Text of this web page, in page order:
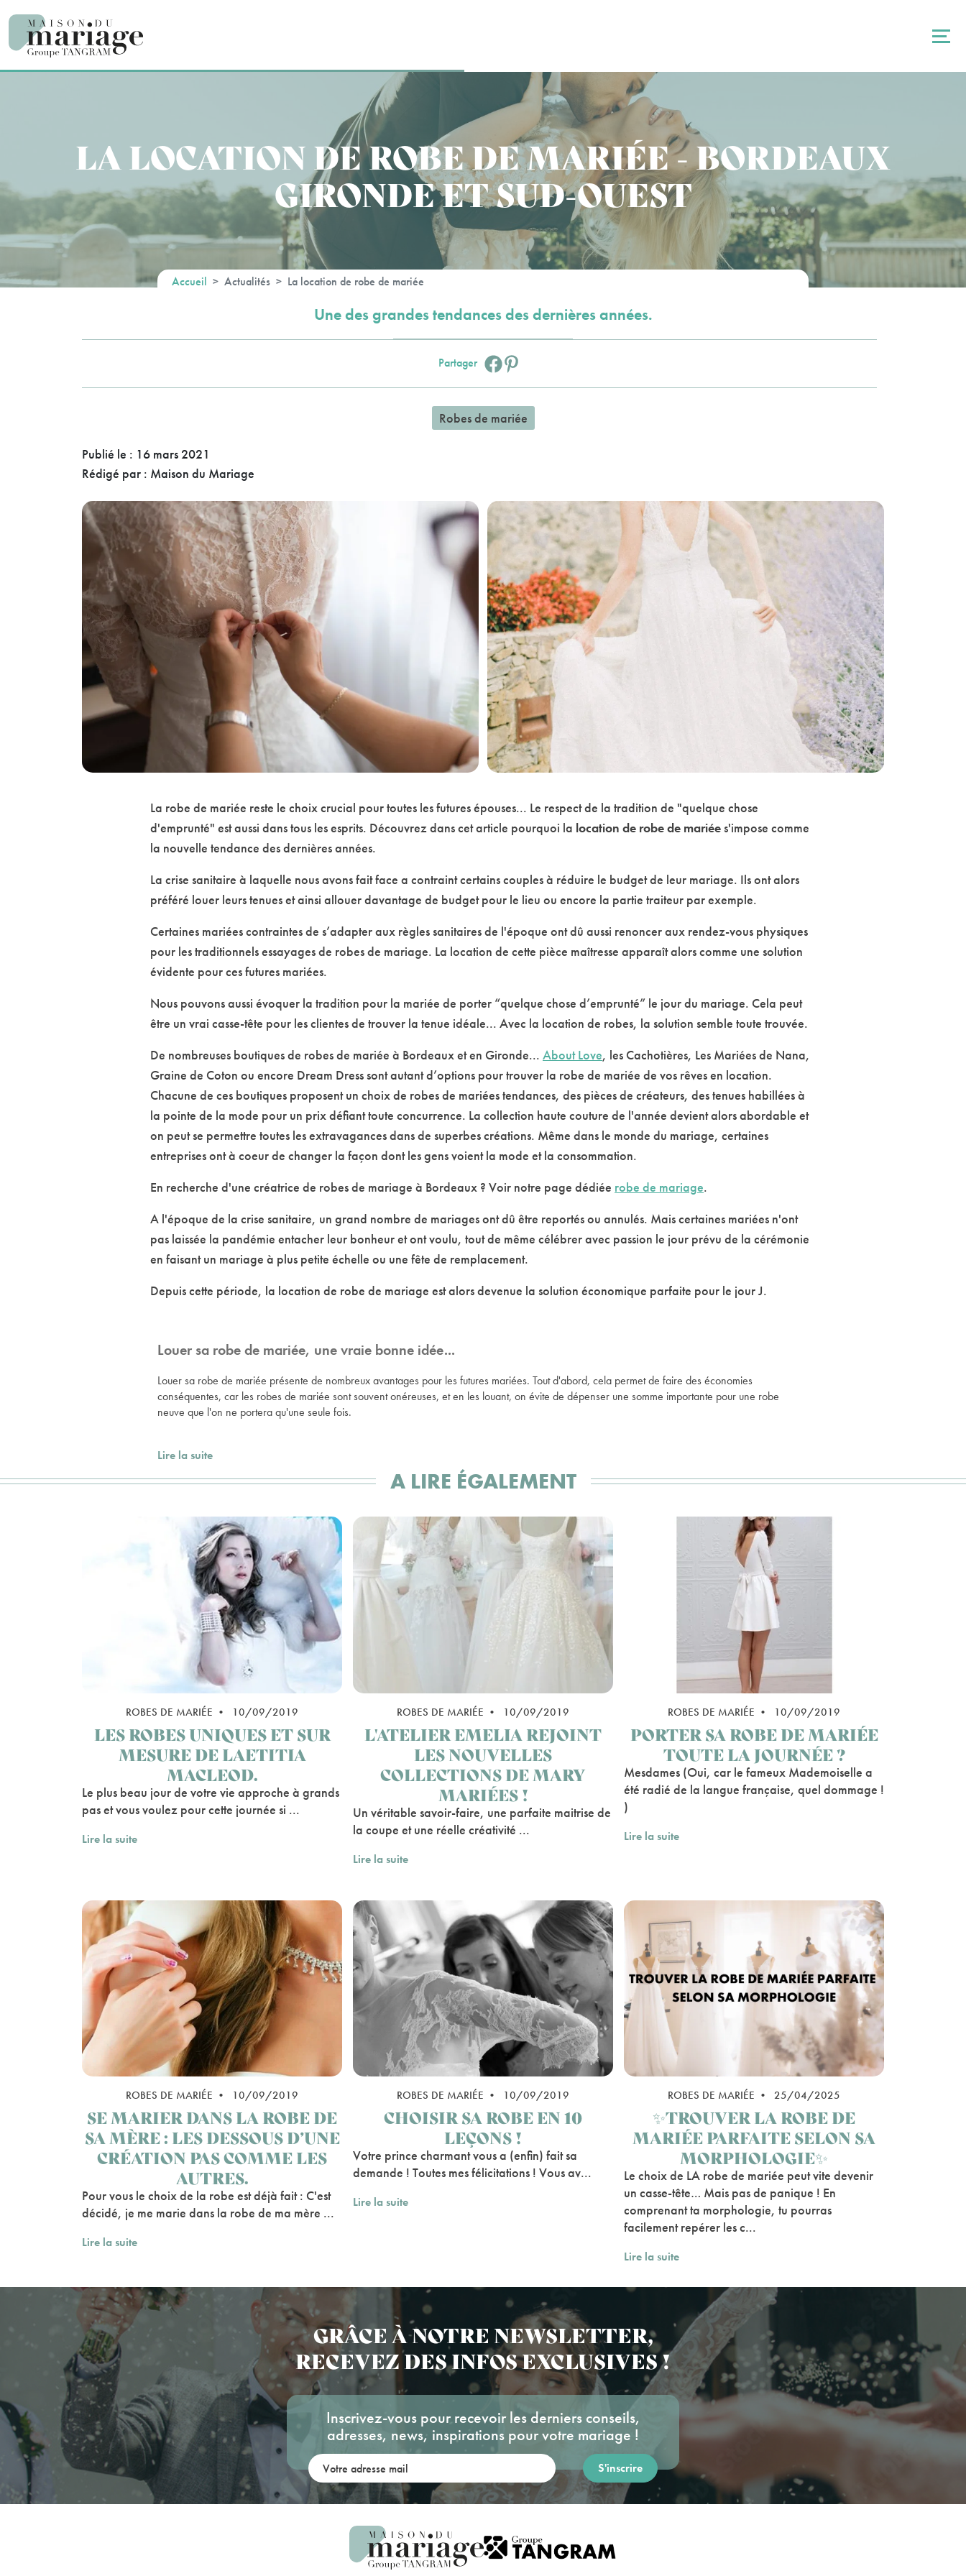
LA LOCATION DE ROBE DE MARIÉE - BORDEAUX
GIRONDE ET SUD-OUEST
Accueil Actualités La location de robe de mariée
Une des grandes tendances des dernières années.
Partager Facebook :
Robes de mariée
Publié le : 16 mars 2021
Rédigé par : Maison du Mariage
La robe de mariée reste le choix crucial pour toutes les futures épouses... Le respect de la tradition de "quelque chose
d'emprunté" est aussi dans tous les esprits. Découvrez dans cet article pourquoi la location de robe de mariée s'impose comme
la nouvelle tendance des dernières années.
La crise sanitaire à laquelle nous avons fait face a contraint certains couples à réduire le budget de leur mariage. Ils ont alors
préféré louer leurs tenues et ainsi allouer davantage de budget pour le lieu ou encore la partie traiteur par exemple.
Certaines mariées contraintes de s’adapter aux règles sanitaires de l'époque ont dû aussi renoncer aux rendez-vous physiques
pour les traditionnels essayages de robes de mariage. La location de cette pièce maîtresse apparaît alors comme une solution
évidente pour ces futures mariées.
Nous pouvons aussi évoquer la tradition pour la mariée de porter “quelque chose d’emprunté” le jour du mariage. Cela peut
être un vrai casse-tête pour les clientes de trouver la tenue idéale... Avec la location de robes, la solution semble toute trouvée.
De nombreuses boutiques de robes de mariée à Bordeaux et en Gironde... About Love, les Cachotières, Les Mariées de Nana,
Graine de Coton ou encore Dream Dress sont autant d’options pour trouver la robe de mariée de vos rêves en location.
Chacune de ces boutiques proposent un choix de robes de mariées tendances, des pièces de créateurs, des tenues habillées à
la pointe de la mode pour un prix défiant toute concurrence. La collection haute couture de l'année devient alors abordable et
on peut se permettre toutes les extravagances dans de superbes créations. Même dans le monde du mariage, certaines
entreprises ont à coeur de changer la façon dont les gens voient la mode et la consommation.
En recherche d'une créatrice de robes de mariage à Bordeaux ? Voir notre page dédiée robe de mariage.
A l'époque de la crise sanitaire, un grand nombre de mariages ont dû être reportés ou annulés. Mais certaines mariées n'ont
pas laissée la pandémie entacher leur bonheur et ont voulu, tout de même célébrer avec passion le jour prévu de la cérémonie
en faisant un mariage à plus petite échelle ou une fête de remplacement.
Depuis cette période, la location de robe de mariage est alors devenue la solution économique parfaite pour le jour J.
Louer sa robe de mariée, une vraie bonne idée...
Louer sa robe de mariée présente de nombreux avantages pour les futures mariées. Tout d'abord, cela permet de faire des économies
conséquentes, car les robes de mariée sont souvent onéreuses, et en les louant, on évite de dépenser une somme importante pour une robe
neuve que l'on ne portera qu'une seule fois.
Lire la suite
A LIRE ÉGALEMENT
ROBES DE MARIÉE • 10/09/2019
LES ROBES UNIQUES ET SUR
MESURE DE LAETITIA
MACLEOD.
Le plus beau jour de votre vie approche à grands
pas et vous voulez pour cette journée si ...
Lire la suite
ROBES DE MARIÉE • 10/09/2019
L'ATELIER EMELIA REJOINT
LES NOUVELLES
COLLECTIONS DE MARY
MARIÉES !
Un véritable savoir-faire, une parfaite maitrise de
la coupe et une réelle créativité ...
Lire la suite
ROBES DE MARIÉE • 10/09/2019
PORTER SA ROBE DE MARIÉE
TOUTE LA JOURNÉE ?
Mesdames (Oui, car le fameux Mademoiselle a
été radié de la langue française, quel dommage !
)
Lire la suite
ROBES DE MARIÉE • 10/09/2019
SE MARIER DANS LA ROBE DE
SA MÈRE : LES DESSOUS D’UNE
CRÉATION PAS COMME LES
AUTRES.
Pour vous le choix de la robe est déjà fait : C'est
décidé, je me marie dans la robe de ma mère ...
Lire la suite
ROBES DE MARIÉE • 10/09/2019
CHOISIR SA ROBE EN 10
LEÇONS !
Votre prince charmant vous a (enfin) fait sa
demande ! Toutes mes félicitations ! Vous av...
Lire la suite
ROBES DE MARIÉE • 25/04/2025
✨TROUVER LA ROBE DE
MARIÉE PARFAITE SELON SA
MORPHOLOGIE✨
Le choix de LA robe de mariée peut vite devenir
un casse-tête… Mais pas de panique ! En
comprenant ta morphologie, tu pourras
facilement repérer les c...
Lire la suite
GRÂCE À NOTRE NEWSLETTER,
RECEVEZ DES INFOS EXCLUSIVES !
Inscrivez-vous pour recevoir les derniers conseils,
adresses, news, inspirations pour votre mariage !
Votre adresse mail: